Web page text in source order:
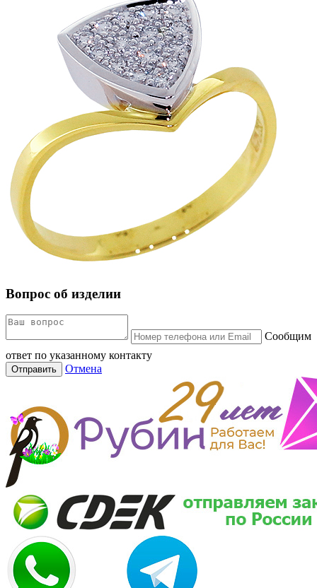
Вопрос об изделии
Сообщим
ответ по указанному контакту
Отправить Отмена